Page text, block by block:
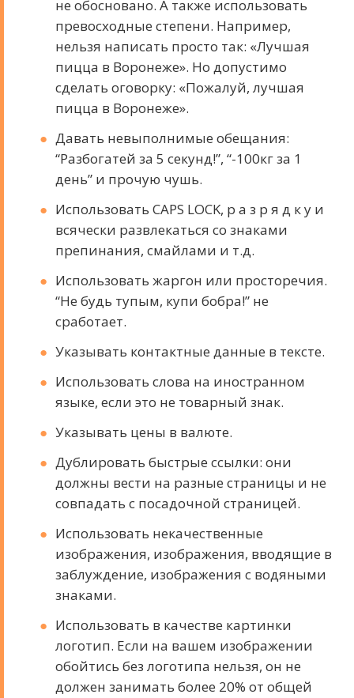
не обосновано. А также использовать
превосходные степени. Например,
нельзя написать просто так: «Лучшая
пицца в Воронеже». Но допустимо
сделать оговорку: «Пожалуй, лучшая
пицца в Воронеже».
Давать невыполнимые обещания:
“Разбогатей за 5 секунд!”, “-100кг за 1
день” и прочую чушь.
Использовать CAPS LOCK, р а з р я д к у и
всячески развлекаться со знаками
препинания, смайлами и т.д.
Использовать жаргон или просторечия.
“Не будь тупым, купи бобра!” не
сработает.
Указывать контактные данные в тексте.
Использовать слова на иностранном
языке, если это не товарный знак.
Указывать цены в валюте.
Дублировать быстрые ссылки: они
должны вести на разные страницы и не
совпадать с посадочной страницей.
Использовать некачественные
изображения, изображения, вводящие в
заблуждение, изображения с водяными
знаками.
Использовать в качестве картинки
логотип. Если на вашем изображении
обойтись без логотипа нельзя, он не
должен занимать более 20% от общей